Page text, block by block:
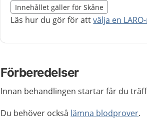
Nedan innehåll gäller region Skåne
Innehållet gäller för Skåne
Läs hur du gör för attvälja en
Slut på det regionala tillägget från
Förberedelser
Innan behandlingen startar får du
Du behöver också lämna blodprover.